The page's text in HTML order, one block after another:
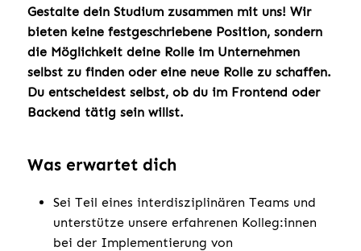
Gestalte dein Studium zusammen mit uns! Wir
bieten keine festgeschriebene Position, sondern
die Möglichkeit deine Rolle im Unternehmen
selbst zu finden oder eine neue Rolle zu schaffen.
Du entscheidest selbst, ob du im Frontend oder
Backend tätig sein willst.
Was erwartet dich
Sei Teil eines interdisziplinären Teams und
unterstütze unsere erfahrenen Kolleg:innen
bei der Implementierung von